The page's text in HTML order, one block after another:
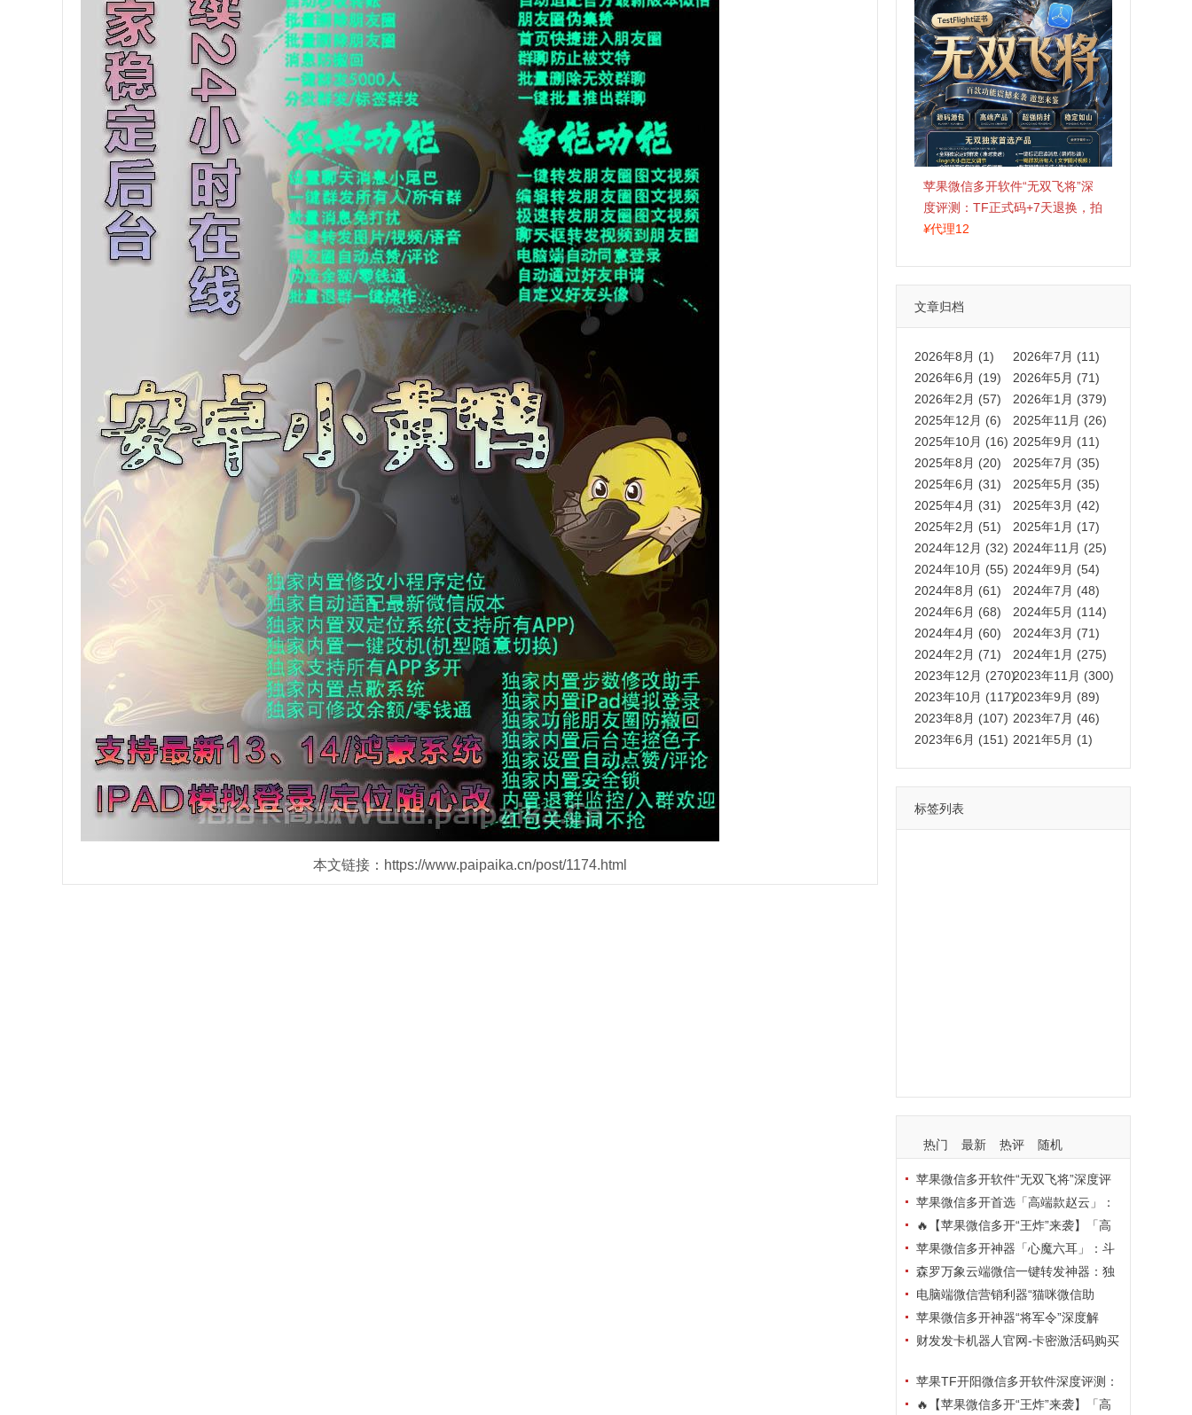
本文链接：https://www.paipaika.cn/post/1174.html
苹果微信多开软件“无双飞将”深
度评测：TF正式码+7天退换，拍
拍卡激活码商城正品保障
¥代理12
文章归档
2026年8月 (1)
2026年7月 (11)
2026年6月 (19)
2026年5月 (71)
2026年2月 (57)
2026年1月 (379)
2025年12月 (6)
2025年11月 (26)
2025年10月 (16) 2025年9月 (11)
2025年8月 (20)
2025年7月 (35)
2025年6月 (31)
2025年5月 (35)
2025年4月 (31)
2025年3月 (42)
2025年2月 (51)
2025年1月 (17)
2024年12月 (32) 2024年11月 (25)
2024年10月 (55) 2024年9月 (54)
2024年8月 (61)
2024年7月 (48)
2024年6月 (68)
2024年5月 (114)
2024年4月 (60)
2024年3月 (71)
2024年2月 (71)
2024年1月 (275)
2023年12月 (270)2023年11月 (300)
2023年10月 (117)2023年9月 (89)
2023年8月 (107) 2023年7月 (46)
2023年6月 (151) 2021年5月 (1)
标签列表
热门 最新 热评 随机
苹果微信多开软件“无双飞将”深度评
测：TF正式码+7天退换，拍拍卡激活
码商城正品保障
苹果微信多开首选「高端款赵云」：
TF正式码+斗战神8073包，7天退换认
准拍拍卡激活码商城
🔥【苹果微信多开“王炸”来袭】「高
端地狱火」—— TF正式码+斗战神807
3包，7天退换，安全防封，多开自由触
手可及！
苹果微信多开神器「心魔六耳」：斗
战神8073包+7天退换，认准拍拍卡激
活码商城
森罗万象云端微信一键转发神器：独
家源码·安全防封·月卡季卡半年卡年卡
授权，7天无理由退换！
电脑端微信营销利器“猫咪微信助
手”深度评测：7大模块功能全解析，多
卡种授权灵活选
苹果微信多开神器“将军令”深度解
析：8073版本包+TF外侧码，微商营销
财发发卡机器人官网-卡密激活码购买
换苹果TF开阳微信多开软件深度评测：
凡尔赛8069包功能全解析，TestFlight
🔥【苹果微信多开“王炸”来袭】「高